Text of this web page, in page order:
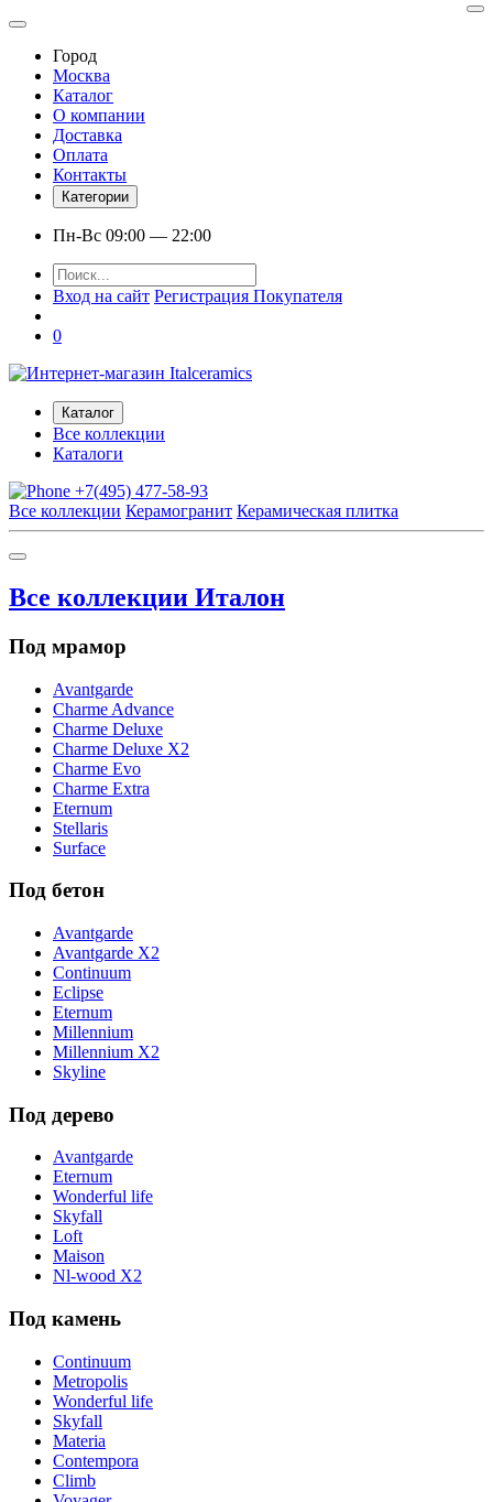
Город
Москва
Каталог
О компании
Доставка
Оплата
Контакты
Категории
Пн-Вс 09:00 — 22:00
Вход на сайт Регистрация Покупателя
0
Каталог
Все коллекции
Каталоги
+7(495) 477-58-93
Все коллекции Керамогранит Керамическая плитка
Все коллекции Италон
Под мрамор
Avantgarde
Charme Advance
Charme Deluxe
Charme Deluxe X2
Charme Evo
Charme Extra
Eternum
Stellaris
Surface
Под бетон
Avantgarde
Avantgarde X2
Continuum
Eclipse
Eternum
Millennium
Millennium X2
Skyline
Под дерево
Avantgarde
Eternum
Wonderful life
Skyfall
Loft
Maison
Nl-wood X2
Под камень
Continuum
Metropolis
Wonderful life
Skyfall
Materia
Contempora
Climb